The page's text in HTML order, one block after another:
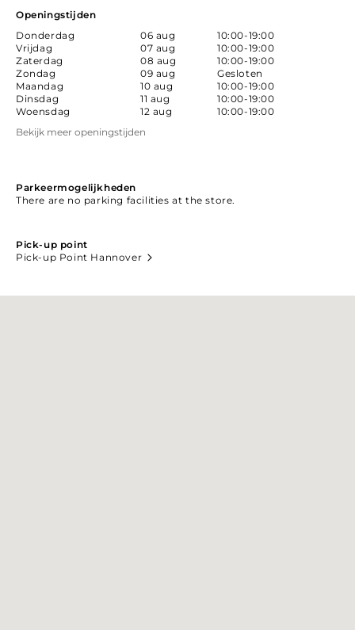
Openingstijden
Donderdag
06 aug
10:00-19:00
Vrijdag
07 aug
10:00-19:00
Zaterdag
08 aug
10:00-19:00
Zondag
09 aug
Gesloten
Maandag
10 aug
10:00-19:00
Dinsdag
11 aug
10:00-19:00
Woensdag
12 aug
10:00-19:00
Bekijk meer openingstijden
Parkeermogelijkheden
There are no parking facilities at the store.
Pick-up point
Pick-up Point Hannover